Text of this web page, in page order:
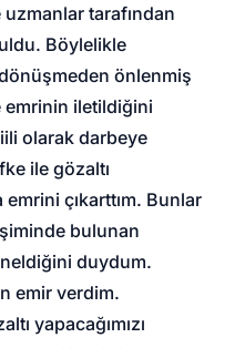
tarafından
Böylelikle
önlenmiş
emrinin iletildiğini
olarak darbeye
ile gözaltı
emrini çıkarttım. Bunlar
bulunan
duydum.
emir verdim.
yapacağımızı